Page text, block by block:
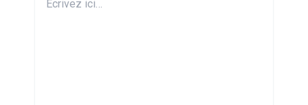
ici…